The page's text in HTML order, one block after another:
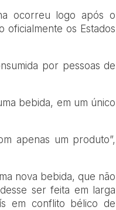
ocorreu logo após o
os Estados
por pessoas de
bebida, em um único
apenas um produto”,
nova bebida, que não
ser feita em larga
em conflito bélico de